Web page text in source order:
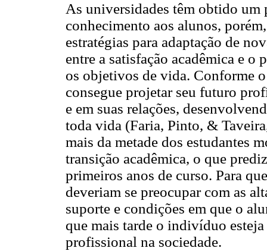
As universidades têm obtido um
conhecimento aos alunos,
estratégias para adaptação de
entre a satisfação acadêmica e
os objetivos de vida. Conforme
consegue projetar seu futuro
e em suas relações,
toda vida (Faria, Pinto, &
mais da metade dos estudantes
transição acadêmica, o que
primeiros anos de curso. Para
deveriam se preocupar com as
suporte e condições em que o
que mais tarde o indivíduo
profissional na sociedade.